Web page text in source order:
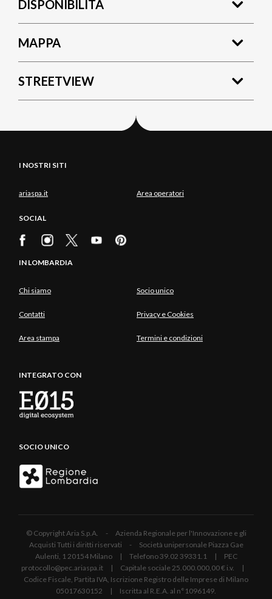
DISPONIBILITÀ
MAPPA
STREETVIEW
I NOSTRI SITI
ariaspa.it Area operatori
SOCIAL
IN LOMBARDIA
Chi siamo Socio unico
Contatti Privacy e Cookies
Area stampa Termini e condizioni
INTEGRATO CON
SOCIO UNICO
© Copyright Aria S.p.A. - Azienda Regionale per l'Innovazione e gli
Acquisti Tutti i diritti riservati - Società unipersonale Piazza Gae
Aulenti, 1 20154 Milano | Telefono 39.02 39331.1 | PEC
protocollo@pec.ariaspa.it | Capitale sociale 25.000.000,00 € i.v. |
Codice Fiscale, Partita IVA, Iscrizione Registro delle Imprese di Milano
05017630152 | Iscritta al R.E.A. al n°1096149.